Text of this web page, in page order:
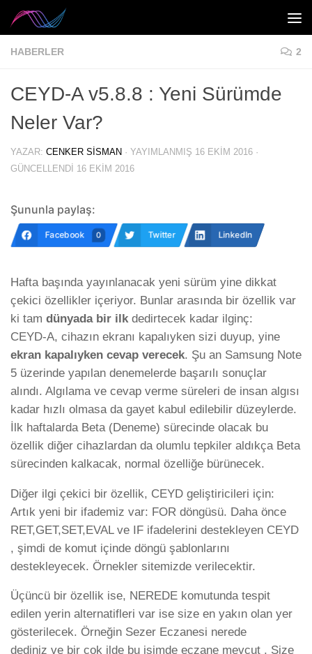
Skip to content
HABERLER 2
CEYD-A v5.8.8 : Yeni Sürümde
Neler Var?
YAZAR: CENKER SISMAN · YAYIMLANMIŞ 16 EKIM 2016 ·
GÜNCELLENDI 16 EKIM 2016
Şununla paylaş:
Facebook 0 Twitter LinkedIn
Hafta başında yayınlanacak yeni sürüm yine dikkat
çekici özellikler içeriyor. Bunlar arasında bir özellik var
ki tam dünyada bir ilkdedirtecek kadar ilginç:
CEYD-A, cihazın ekranı kapalıyken sizi duyup, yine
ekran kapalıyken cevap verecek. Şu an Samsung Note
5 üzerinde yapılan denemelerde başarılı sonuçlar
alındı. Algılama ve cevap verme süreleri de insan algısı
kadar hızlı olmasa da gayet kabul edilebilir düzeylerde.
İlk haftalarda Beta (Deneme) sürecinde olacak bu
özellik diğer cihazlardan da olumlu tepkiler aldıkça Beta
sürecinden kalkacak, normal özelliğe bürünecek.
Diğer ilgi çekici bir özellik, CEYD geliştiricileri için:
Artık yeni bir ifademiz var: FOR döngüsü. Daha önce
RET,GET,SET,EVAL ve IF ifadelerini destekleyen CEYD
, şimdi de komut içinde döngü şablonlarını
destekleyecek. Örnekler sitemizde verilecektir.
Üçüncü bir özellik ise, NEREDE komutunda tespit
edilen yerin alternatifleri var ise size en yakın olan yer
gösterilecek. Örneğin Sezer Eczanesi nerede
dediniz ve bir çok ilde bu isimde eczane mevcut . Size